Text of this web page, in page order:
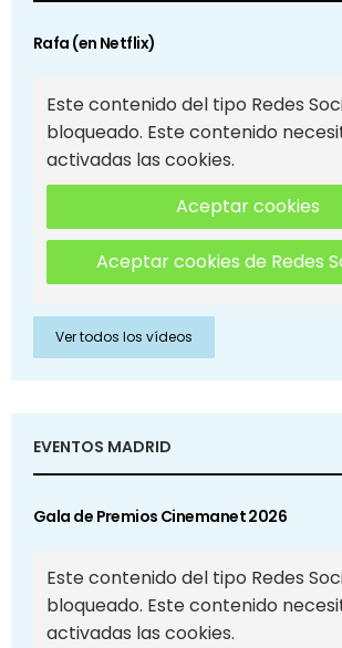
Rafa (en Netflix)
Este contenido del tipo Redes
bloqueado. Este contenido
activadas las cookies.
Aceptar cookies
Aceptar cookies de Redes
Ver todos los vídeos
EVENTOS MADRID
Gala de Premios Cinemanet 2026
Este contenido del tipo Redes
bloqueado. Este contenido
activadas las cookies.